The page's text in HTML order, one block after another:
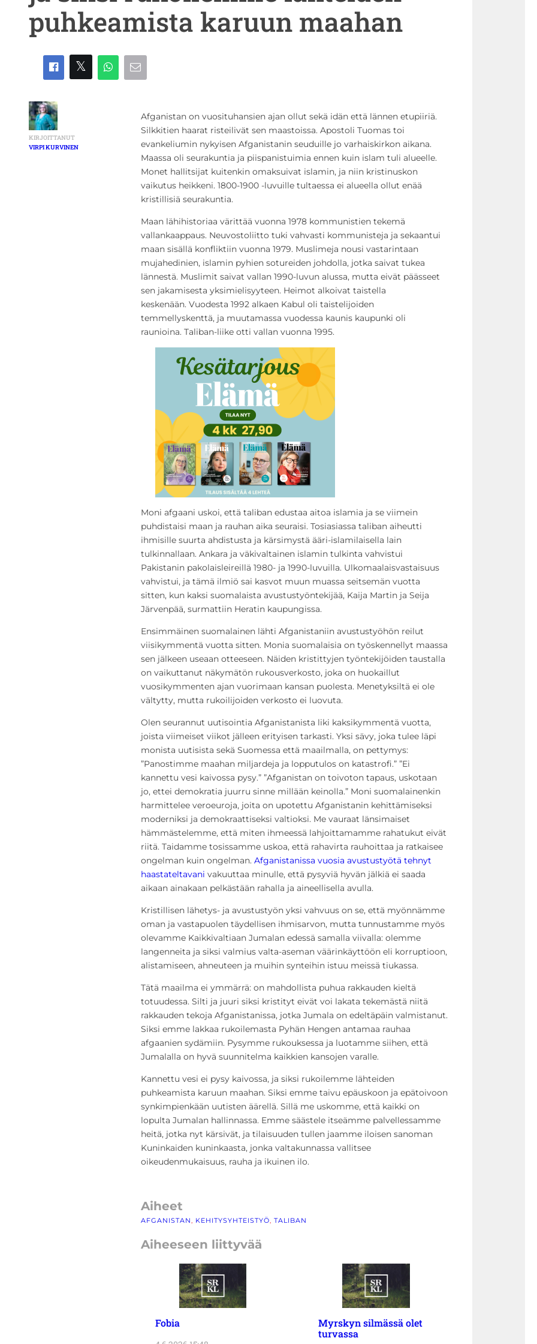
puhkeamista karuun maahan
KIRJOITTANUT
VIRPI KURVINEN
Afganistan on vuosituhansien ajan ollut sekä idän että lännen etupiiriä.
Silkkitien haarat risteilivät sen maastoissa. Apostoli Tuomas toi
evankeliumin nykyisen Afganistanin seuduille jo varhaiskirkon aikana.
Maassa oli seurakuntia ja piispanistuimia ennen kuin islam tuli alueelle.
Monet hallitsijat kuitenkin omaksuivat islamin, ja niin kristinuskon
vaikutus heikkeni. 1800-1900 -luvuille tultaessa ei alueella ollut enää
kristillisiä seurakuntia.
Maan lähihistoriaa värittää vuonna 1978kommunistien tekemä
vallankaappaus. Neuvostoliitto tuki vahvasti kommunisteja ja sekaantui
maan sisällä konfliktiin vuonna 1979. Muslimeja nousi vastarintaan
mujahedinien, islamin pyhien sotureiden johdolla, jotka saivat tukea
lännestä. Muslimit saivat vallan 1990-luvun alussa, mutta eivät päässeet
sen jakamisesta yksimielisyyteen. Heimot alkoivat taistella
keskenään. Vuodesta 1992 alkaen Kabul oli taistelijoiden
temmellyskenttä, ja muutamassa vuodessa kaunis kaupunki oli
raunioina. Taliban-liike otti vallan vuonna 1995.
Moni afgaani uskoi, että taliban edustaa aitoa islamia ja se viimein
puhdistaisi maan ja rauhan aika seuraisi. Tosiasiassa taliban aiheutti
ihmisille suurta ahdistusta ja kärsimystä ääri-islamilaisella lain
tulkinnallaan. Ankara ja väkivaltainen islamin tulkinta vahvistui
Pakistanin pakolaisleireillä 1980- ja 1990-luvuilla. Ulkomaalaisvastaisuus
vahvistui, ja tämä ilmiö sai kasvot muun muassa seitsemän vuotta
sitten, kun kaksi suomalaista avustustyöntekijää, Kaija Martin ja Seija
Järvenpää, surmattiin Heratin kaupungissa.
Ensimmäinen suomalainen lähti Afganistaniin avustustyöhön reilut
viisikymmentä vuotta sitten. Monia suomalaisia on työskennellyt maassa
sen jälkeen useaan otteeseen. Näiden kristittyjen työntekijöiden taustalla
on vaikuttanut näkymätön rukousverkosto, joka on huokaillut
vuosikymmenten ajan vuorimaan kansan puolesta. Menetyksiltä ei ole
vältytty, mutta rukoilijoiden verkosto ei luovuta.
Olen seurannut uutisointia Afganistanista liki kaksikymmentä vuotta,
joista viimeiset viikot jälleen erityisen tarkasti. Yksi sävy, joka tulee läpi
monista uutisista sekä Suomessa että maailmalla, on pettymys:
”Panostimme maahan miljardeja ja lopputulos on katastrofi.” ”Ei
kannettu vesi kaivossa pysy.” ”Afganistan on toivoton tapaus, uskotaan
jo, ettei demokratia juurru sinne millään keinolla.” Moni suomalainenkin
harmittelee veroeuroja, joita on upotettu Afganistanin kehittämiseksi
moderniksi ja demokraattiseksi valtioksi. Me vauraat länsimaiset
hämmästelemme, että miten ihmeessä lahjoittamamme rahatukut eivät
riitä. Taidamme tosissamme uskoa, että rahavirta rauhoittaa ja ratkaisee
ongelman kuin ongelman. Afganistanissa vuosia avustustyötä tehnyt
haastateltavani vakuuttaa minulle, että pysyviä hyvän jälkiä ei saada
aikaan ainakaan pelkästään rahalla ja aineellisella avulla.
Kristillisen lähetys- ja avustustyön yksi vahvuus on se, että myönnämme
oman ja vastapuolen täydellisen ihmisarvon, mutta tunnustamme myös
olevamme Kaikkivaltiaan Jumalan edessä samalla viivalla: olemme
langenneita ja siksi valmius valta-aseman väärinkäyttöön eli korruptioon,
alistamiseen, ahneuteen ja muihin synteihin istuu meissä tiukassa.
Tätä maailma ei ymmärrä: on mahdollista puhua rakkauden kieltä
totuudessa. Silti ja juuri siksi kristityt eivät voi lakata tekemästä niitä
rakkauden tekoja Afganistanissa, jotka Jumala on edeltäpäin valmistanut.
Siksi emme lakkaa rukoilemasta Pyhän Hengen antamaa rauhaa
afgaanien sydämiin. Pysymme rukouksessa ja luotamme siihen, että
Jumalalla on hyvä suunnitelma kaikkien kansojen varalle.
Kannettu vesi ei pysy kaivossa, ja siksi rukoilemme lähteiden
puhkeamista karuun maahan. Siksi emme taivu epäuskoon ja epätoivoon
synkimpienkään uutisten äärellä. Sillä me uskomme, että kaikki on
lopulta Jumalan hallinnassa. Emme säästele itseämme palvellessamme
heitä, jotka nyt kärsivät, ja tilaisuuden tullen jaamme iloisen sanoman
Kuninkaiden kuninkaasta, jonka valtakunnassa vallitsee
oikeudenmukaisuus, rauha ja ikuinen ilo.
Aiheet
AFGANISTAN KEHITYSYHTEISTYÖ TALIBAN
Aiheeseen liittyvää
Fobia
Myrskyn silmässä olet
turvassa